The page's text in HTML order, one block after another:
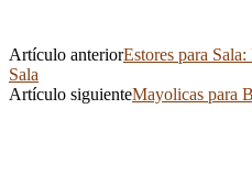
Artículo anteriorEstores para
Sala
Artículo siguienteMayolicas para